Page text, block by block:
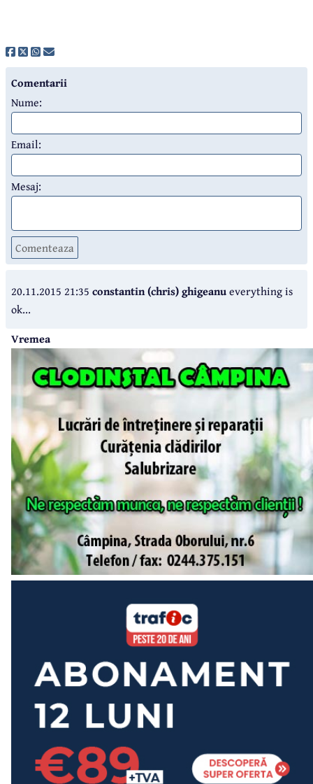
Comentarii
Nume:
Email:
Mesaj:
Comenteaza
20.11.2015 21:35 constantin (chris) ghigeanueverything is
ok...
Vremea